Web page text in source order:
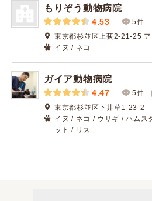
もりぞう動物病院
4.53
5件
東京都杉並区上荻2-21-25
イヌ / ネコ
ガイア動物病院
4.47 5件
東京都杉並区下井草1-23-2
イヌ / ネコ / ウサギ / ハムス
ット / リス